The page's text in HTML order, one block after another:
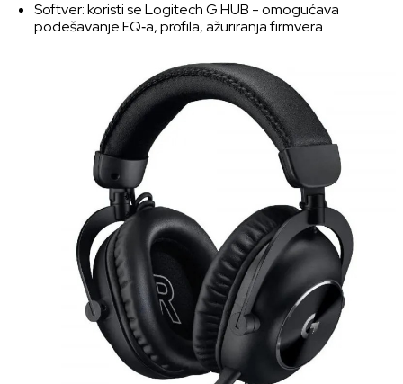
Softver: koristi se Logitech G HUB - omogućava
podešavanje EQ‑a, profila, ažuriranja firmvera.